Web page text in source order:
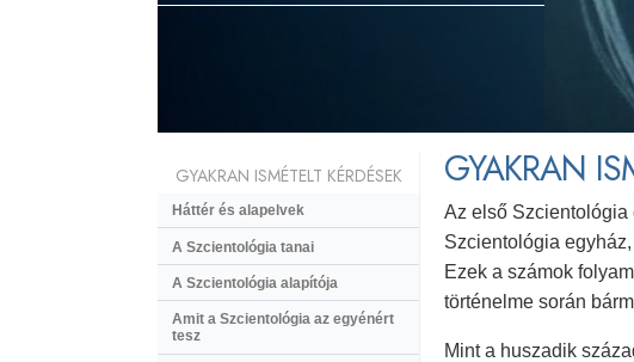
GYAKRAN
Az első Szcientológia
Szcientológia
Ezek a számok
történelme során
Mint a huszadik
GYAKRAN ISMÉTELT KÉRDÉSEK
Háttér és alapelvek
A Szcientológia tanai
A Szcientológia alapítója
Amit a Szcientológia az egyénért
tesz